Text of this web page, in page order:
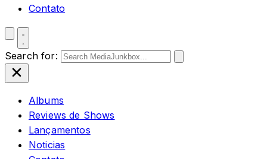
Contato
Search for:
Albums
Reviews de Shows
Lançamentos
Noticias